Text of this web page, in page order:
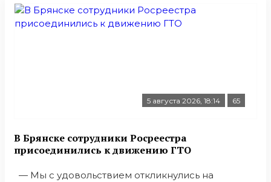
5 августа 2026, 18:14 65
В Брянске сотрудники Росреестра
присоединились к движению ГТО
— Мы с удовольствием откликнулись на